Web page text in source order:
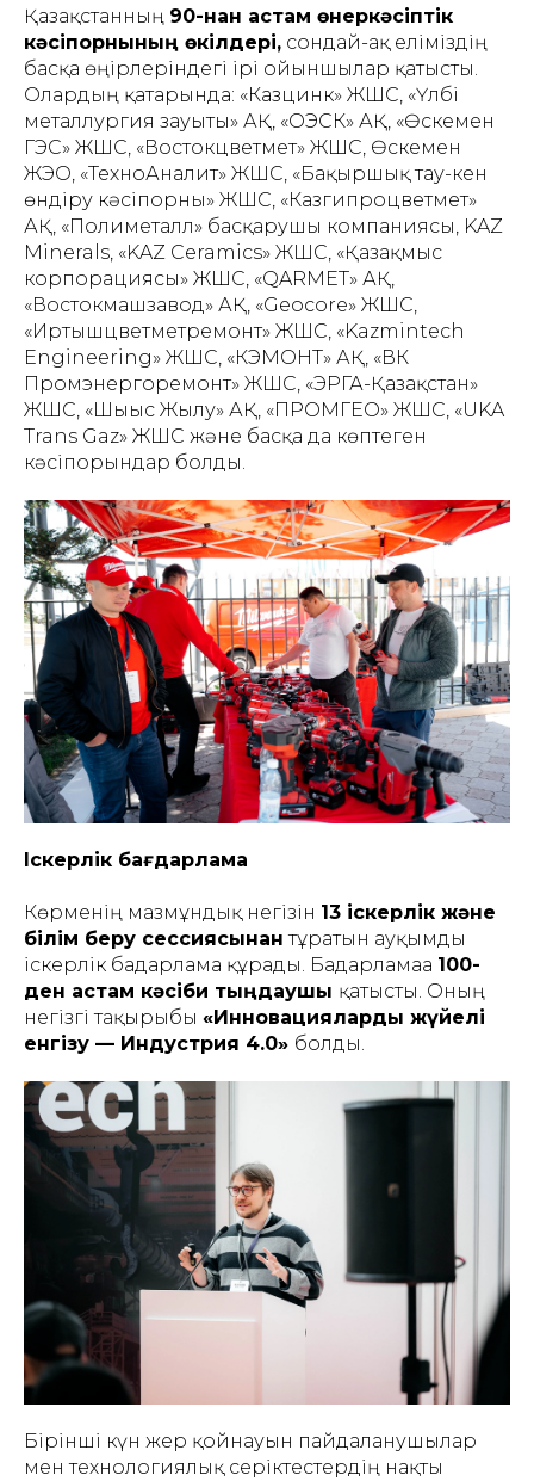
Қазақстанның 90-нан астам өнеркәсіптік
кәсіпорнының өкілдері, сондай-ақ еліміздің
басқа өңірлеріндегі ірі ойыншылар қатысты.
Олардың қатарында: «Казцинк» ЖШС, «Үлбі
металлургия зауыты» АҚ, «ОЭСК» АҚ, «Өскемен
ГЭС» ЖШС, «Востокцветмет» ЖШС, Өскемен
ЖЭО, «ТехноАналит» ЖШС, «Бақыршық тау-кен
өндіру кәсіпорны» ЖШС, «Казгипроцветмет»
АҚ, «Полиметалл» басқарушы компаниясы, KAZ
Minerals, «KAZ Ceramics» ЖШС, «Қазақмыс
корпорациясы» ЖШС, «QARMET» АҚ,
«Востокмашзавод» АҚ, «Geocore» ЖШС,
«Иртышцветметремонт» ЖШС, «Kazmintech
Engineering» ЖШС, «КЭМОНТ» АҚ, «ВК
Промэнергоремонт» ЖШС, «ЭРГА-Қазақстан»
ЖШС, «Шығыс Жылу» АҚ, «ПРОМГЕО» ЖШС, «UKA
Trans Gaz» ЖШС және басқа да көптеген
кәсіпорындар болды.
Іскерлік бағдарлама
Көрменің мазмұндық негізін 13 іскерлік және
білім беру сессиясынан тұратын ауқымды
іскерлік бағдарлама құрады. Бағдарламаға 100-
ден астам кәсіби тыңдаушы қатысты. Оның
негізгі тақырыбы «Инновацияларды жүйелі
енгізу — Индустрия 4.0» болды.
Бірінші күн жер қойнауын пайдаланушылар
мен технологиялық серіктестердің нақты